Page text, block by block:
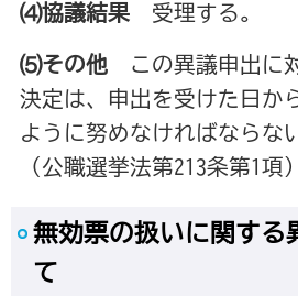
⑷協議結果受理する。
⑸その他この異議申出に
決定は、申出を受けた日 か
ように努めなければならな
（公職選挙法第213条第1項
無効票の扱いに関する
て